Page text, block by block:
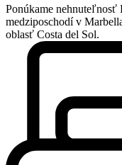
Ponúkame nehnuteľnosť
medziposchodí v
oblasť Costa del Sol.